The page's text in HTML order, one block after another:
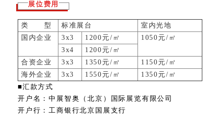
展位费用
类 型 标准展台
室内光地
国内企业
3x3 1200元/㎡
1050元/㎡
3x4
1200元/㎡
合资企业
3x3 1350元/㎡
1150元/㎡
海外企业
3x3 1550元/㎡
1350元/㎡
■汇款方式
开户名：中展智奥（北京）国际展览有限公司
开户行：工商银行北京国展支行